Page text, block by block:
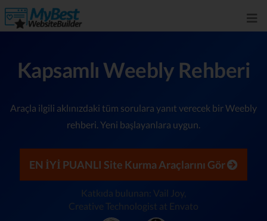
Kapsamlı Weebly Rehberi
Araçla ilgili aklınızdaki tüm sorulara yanıt verecek bir Weebly
rehberi. Yeni başlayanlara uygun.
EN İYİ PUANLI Site Kurma Araçlarını Gör
Katkıda bulunan: Vail Joy,
Creative Technologist at Envato